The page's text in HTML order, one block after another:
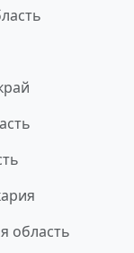
область